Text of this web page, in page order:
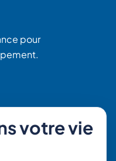
pour
votre vie